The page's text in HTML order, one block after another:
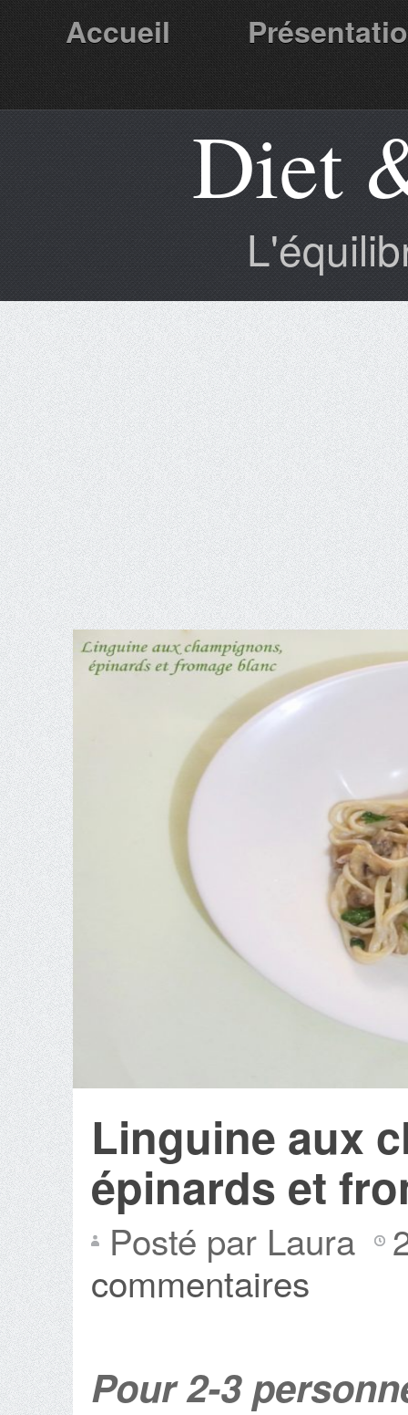
Accueil
Partenaires Diet
Linguine aux
épinards et
Posté par Laura
commentaires
Pour 2-3